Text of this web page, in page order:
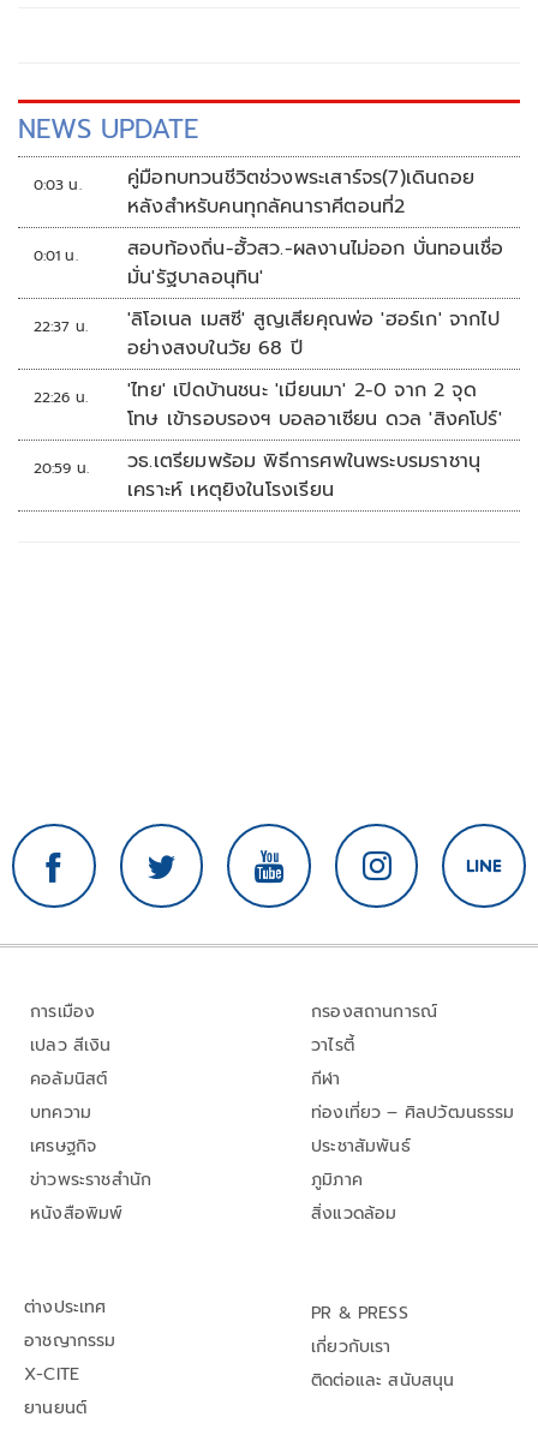
NEWS UPDATE
0:03 น.
คู่มือทบทวนชีวิตช่วงพระเสาร์จร(7)เดินถอย
หลังสำหรับคนทุกลัคนาราศีตอนที่2
0:01 น.
สอบท้องถิ่น-ฮั้วสว.-ผลงานไม่ออก บั่นทอนเชื่อ
มั่น'รัฐบาลอนุทิน'
22:37 น.
'ลิโอเนล เมสซี' สูญเสียคุณพ่อ 'ฮอร์เก' จากไป
อย่างสงบในวัย 68 ปี
22:26 น.
'ไทย' เปิดบ้านชนะ 'เมียนมา' 2-0 จาก 2 จุด
โทษ เข้ารอบรองฯ บอลอาเซียน ดวล 'สิงคโปร์'
20:59 น.
วธ.เตรียมพร้อม พิธีการศพในพระบรมราชานุ
เคราะห์ เหตุยิงในโรงเรียน
การเมือง
เปลว สีเงิน
คอลัมนิสต์
บทความ
เศรษฐกิจ
ข่าวพระราชสำนัก
หนังสือพิมพ์
กรองสถานการณ์
วาไรตี้
กีฬา
ท่องเที่ยว – ศิลปวัฒนธรรม
ประชาสัมพันธ์
ภูมิภาค
สิ่งแวดล้อม
ต่างประเทศ
อาชญากรรม
X-CITE
ยานยนต์
PR & PRESS
เกี่ยวกับเรา
ติดต่อและ สนับสนุน